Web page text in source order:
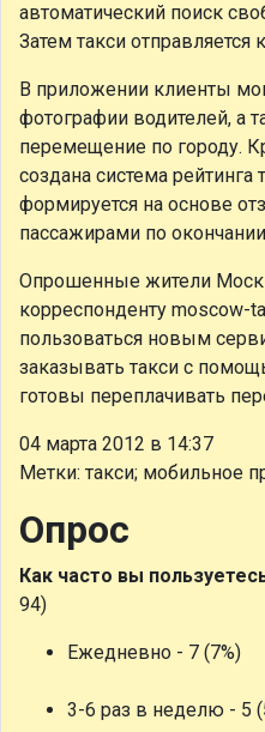
автоматический поиск
Затем такси отправляется
В приложении клиенты
фотографии водителей, а
перемещение по городу.
создана система рейтинга
формируется на основе
пассажирами по
Опрошенные жители
корреспонденту moscow-
пользоваться новым
заказывать такси с
готовы переплачивать
04 марта 2012 в 14:37
Метки: такси; мобильное
Опрос
Как часто вы
94)
Ежедневно - 7 (7%)
3-6 раз в неделю - 5